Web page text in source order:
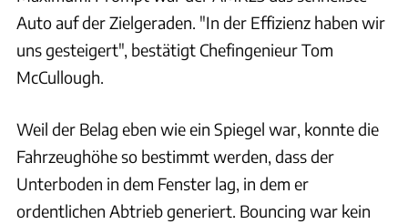
Auto auf der Zielgeraden. "In der Effizienz haben wir
uns gesteigert", bestätigt Chefingenieur Tom
McCullough.
Weil der Belag eben wie ein Spiegel war, konnte die
Fahrzeughöhe so bestimmt werden, dass der
Unterboden in dem Fenster lag, in dem er
ordentlichen Abtrieb generiert. Bouncing war kein